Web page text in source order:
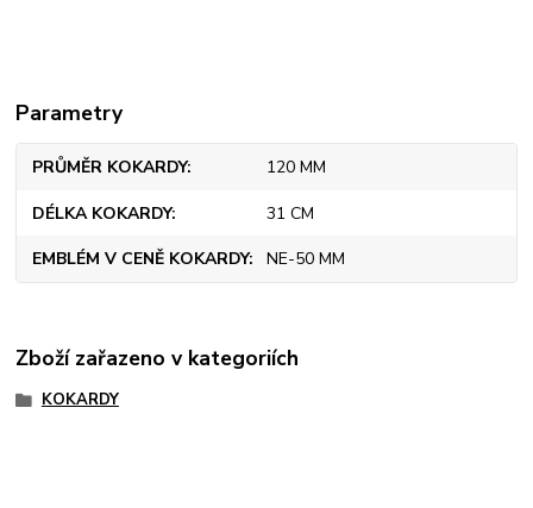
Parametry
PRŮMĚR KOKARDY 120 MM
DÉLKA KOKARDY 31 CM
EMBLÉM V CENĚ KOKARDY NE-50 MM
Zboží zařazeno v kategoriích
KOKARDY